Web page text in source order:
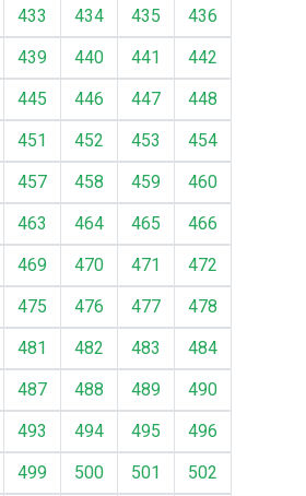
433 434 435
436
439 440 441
442
445 446 447
448
451 452 453
454
457 458 459
460
463 464 465
466
469 470 471
472
475 476 477
478
481 482 483
484
487 488 489
490
493 494 495
496
499 500 501
502